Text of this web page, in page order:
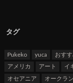
タグ
Pukeko yuca おすす
アメリカ
アート イ
オセアニア
オークラ